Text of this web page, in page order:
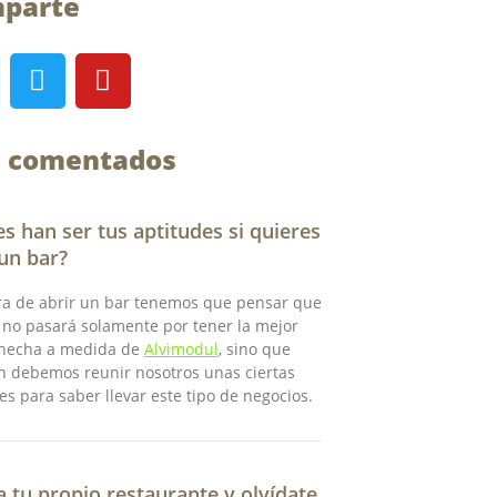
T
w
t
t
r
Y
o
t
u
e
comentados
han ser tus aptitudes si quieres
bar?
de abrir un bar tenemos que pensar que
pasará solamente por tener la mejor
a medida de Alvimodul, sino que
debemos reunir nosotros unas ciertas
para saber llevar este tipo de negocios.